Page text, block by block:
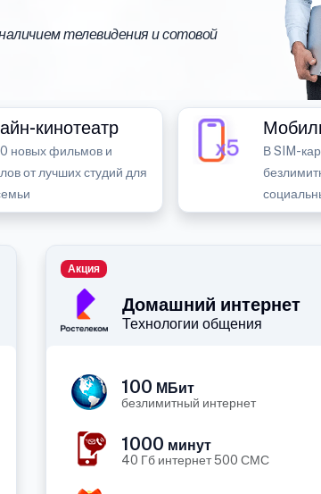
телевидения и сотовой
кинотеатр
новых фильмов и
от лучших студий для
В SIM-
Домашний интернет
Технологии общения
Акция
100 МБит
безлимитный интернет
1000 минут
40 Гб интернет 500 СМС